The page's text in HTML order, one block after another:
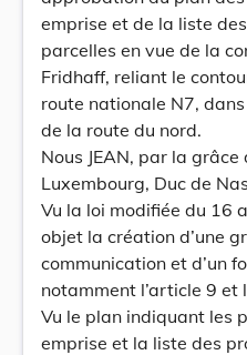
emprise et de la liste
parcelles en vue de la
Fridhaff, reliant le
route nationale N7,
de la route du nord.
Nous JEAN, par la
Luxembourg, Duc de
Vu la loi modifiée du 16
objet la création d’une
communication et d’un
notamment l’article 9 et
Vu le plan indiquant les
emprise et la liste des